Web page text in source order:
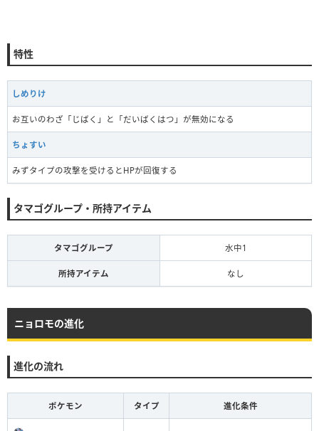
特性
しめりけ
お互いのわざ「じばく」と「だいばくはつ」が無効になる
ちょすい
みずタイプの攻撃を受けるとHPが回復する
タマゴグループ・所持アイテム
タマゴグループ 水中1
所持アイテム なし
ニョロモの進化
進化の流れ
ポケモン タイプ 進化条件